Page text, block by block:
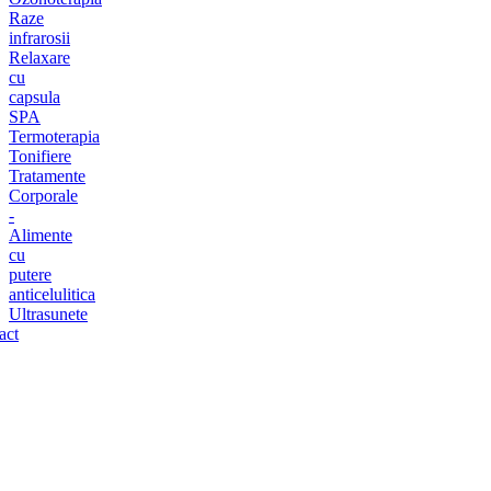
Raze
infrarosii
Relaxare
cu
capsula
SPA
Termoterapia
Tonifiere
Tratamente
Corporale
-
Alimente
cu
putere
anticelulitica
Ultrasunete